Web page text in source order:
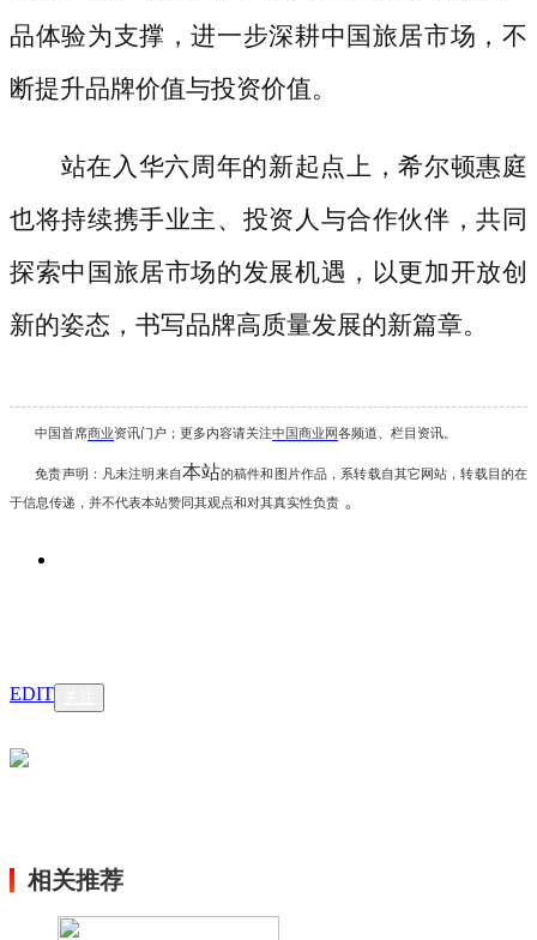
品体验为支撑，进一步深耕中国旅居市场，不
断提升品牌价值与投资价值。
站在入华六周年的新起点上，希尔顿惠庭
也将持续携手业主、投资人与合作伙伴，共同
探索中国旅居市场的发展机遇，以更加开放创
新的姿态，书写品牌高质量发展的新篇章。
中国首席商业资讯门户；更多内容请关注中国商业网各频道、栏目资讯
免责声明：凡未注明 来自本站的稿件和图片作品，系转载自其它网站，转载目的在
于信息传递，并不代表本站赞同其观点和对其真实性负责 。
EDIT
相关推荐